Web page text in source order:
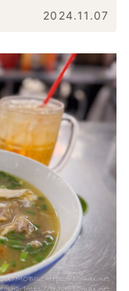
2024.11.07